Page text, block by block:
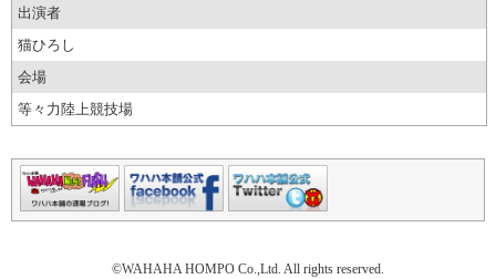
出演者
猫ひろし
会場
等々力陸上競技場
©WAHAHA HOMPO Co.,Ltd. All rights reserved.